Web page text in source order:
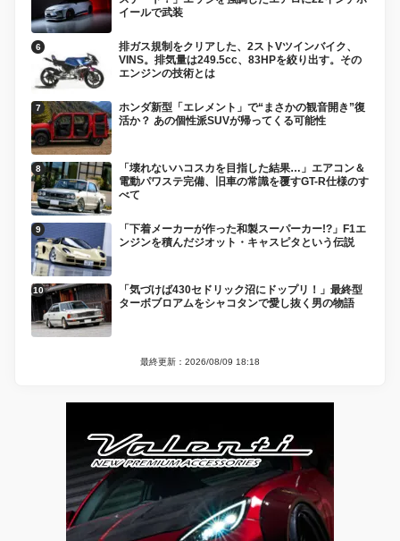
イールで武装
排ガス規制をクリアした、2ストVツインバイク、
VINS。排気量は249.5cc、83HPを絞り出す。その
エンジンの技術とは
ホンダ新型「エレメント」で“まさかの観音開き”復
活か？ あの個性派SUVが帰ってくる可能性
「壊れないハコスカを目指した結果…」エアコン＆
電動パワステ完備、旧車の常識を覆すGT-R仕様のす
べて
「下着メーカーが作った和製スーパーカー!?」F1エ
ンジンを積んだジオット・キャスピタという伝説
「気づけば430セドリック沼にドップリ！」最終型
ターボブロアムをシャコタンで愛し抜く男の物語
最終更新：2026/08/09 18:18